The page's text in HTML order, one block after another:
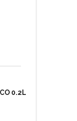
0.2L